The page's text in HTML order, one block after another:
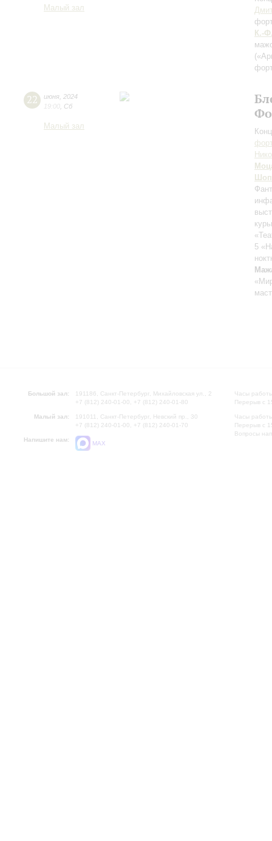
Малый зал
К.-
22 июня 2024
19:00 Сб
Малый зал
5
Большой зал:
191186, Санкт-Петербург, Михайловская ул., 2
+7 (812) 240-01-00, +7 (812) 240-01-80
Малый зал:
191011, Санкт-Петербург, Невский пр., 30
+7 (812) 240-01-00, +7 (812) 240-01-70
Напишите нам:
MAX
Часы
Перерыв с
Часы
Перерыв с
Вопросы